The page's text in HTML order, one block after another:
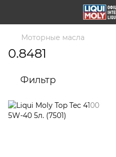
Моторные масла
0.8481
Фильтр